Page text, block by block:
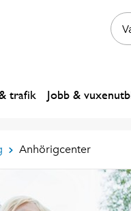
trafik Jobb &
Anhörigcenter